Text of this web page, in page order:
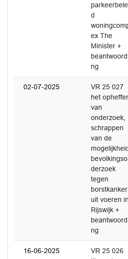
d
ex The
Minister +
ng
02-07-2025
VR 25 027
het
van
onderzoek,
schrappen
van de
derzoek
tegen
borstkanker
uit voeren in
Rijswijk +
ng
16-06-2025
VR 25 026